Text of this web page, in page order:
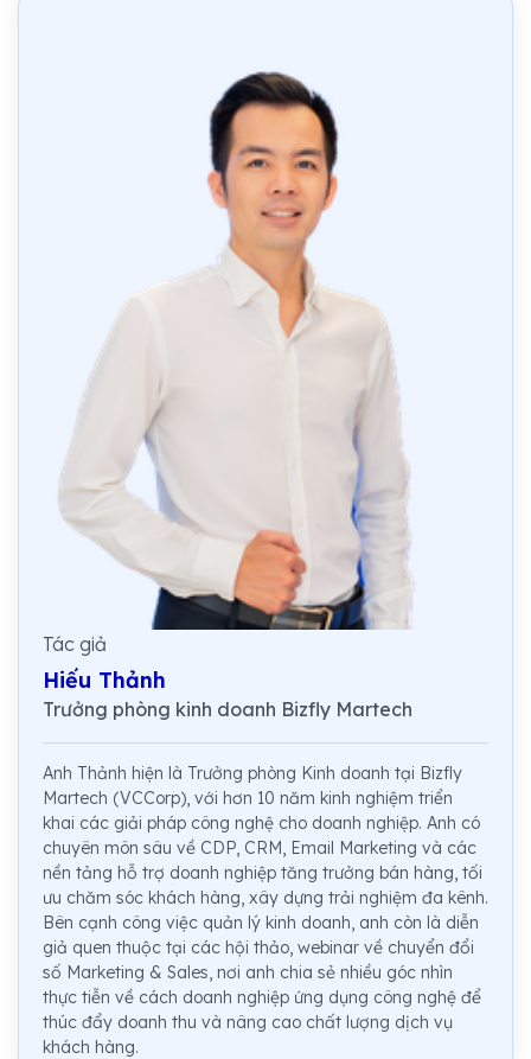
Tác giả
Hiếu Thảnh
Trưởng phòng kinh doanh Bizfly Martech
Anh Thảnh hiện là Trưởng phòng Kinh doanh tại Bizfly
Martech (VCCorp), với hơn 10 năm kinh nghiệm triển
khai các giải pháp công nghệ cho doanh nghiệp. Anh có
chuyên môn sâu về CDP, CRM, Email Marketing và các
nền tảng hỗ trợ doanh nghiệp tăng trưởng bán hàng, tối
ưu chăm sóc khách hàng, xây dựng trải nghiệm đa kênh.
Bên cạnh công việc quản lý kinh doanh, anh còn là diễn
giả quen thuộc tại các hội thảo, webinar về chuyển đổi
số Marketing & Sales, nơi anh chia sẻ nhiều góc nhìn
thực tiễn về cách doanh nghiệp ứng dụng công nghệ để
thúc đẩy doanh thu và nâng cao chất lượng dịch vụ
khách hàng.